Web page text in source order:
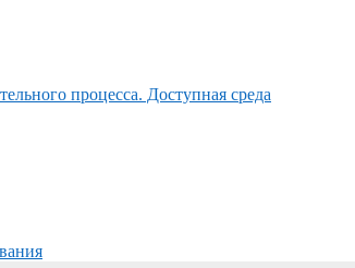
процесса. Доступная среда